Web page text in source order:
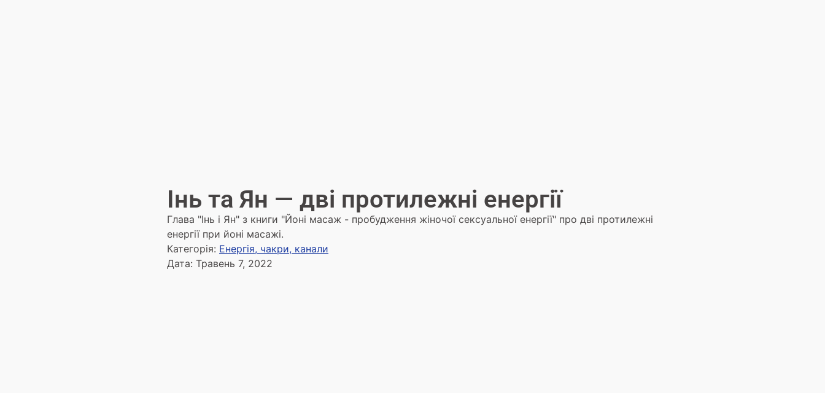
Інь та Ян — дві протилежні енергії
Глава "Інь і Ян" з книги "Йоні масаж - пробудження жіночої сексуальної енергії" про дві протилежні
енергії при йоні масажі.
Категорія: Енергія, чакри, канали
Дата: Травень 7, 2022